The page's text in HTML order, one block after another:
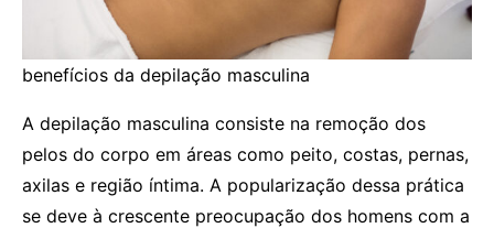
benefícios da depilação masculina
A depilação masculina consiste na remoção dos
pelos do corpo em áreas como peito, costas, pernas,
axilas e região íntima. A popularização dessa prática
se deve à crescente preocupação dos homens com a